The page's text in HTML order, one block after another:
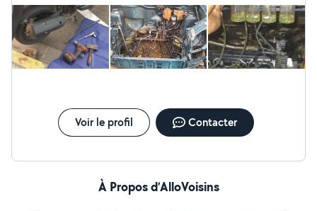
pour l'entretien de votre véhicule ,suspension , vidanges
plaquettes de frein disque de frein amortisseurs boujes
d'allumage et autre . Je possède une valise diagnostic
professionnel suppression code défauts suppression de
FAP EGR ADBLUE régénération du catalizer
rénovations des phares avant .. Lavage de voiture
netoiyage intérieur extérieur A bientôt
Voir le profil Contacter
À Propos d’AlloVoisins